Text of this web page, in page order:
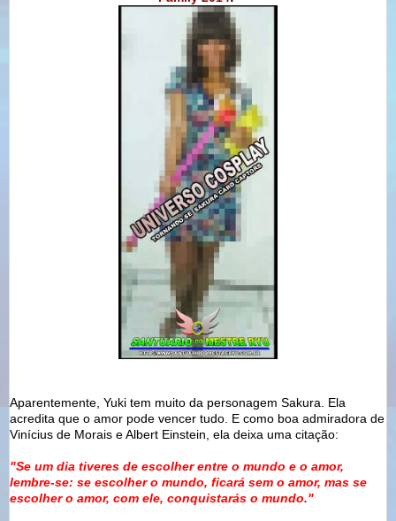
Aparentemente, Yuki tem muito da personagem Sakura. Ela
acredita que o amor pode vencer tudo. E como boa admiradora de
Vinícius de Morais e Albert Einstein, ela deixa uma citação:
"Se um dia tiveres de escolher entre o mundo e o amor,
lembre-se: se escolher o mundo, ficará sem o amor, mas se
escolher o amor, com ele, conquistarás o mundo."